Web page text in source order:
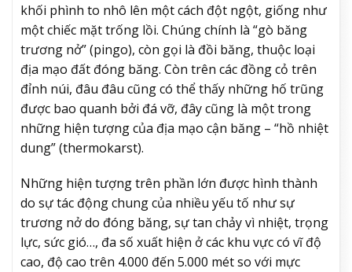
khối phình to nhô lên một cách đột ngột, giống như
một chiếc mặt trống lồi. Chúng chính là “gò băng
trương nở” (pingo), còn gọi là đồi băng, thuộc loại
địa mạo đất đóng băng. Còn trên các đồng cỏ trên
đỉnh núi, đâu đâu cũng có thể thấy những hố trũng
được bao quanh bởi đá vỡ, đây cũng là một trong
những hiện tượng của địa mạo cận băng – “hồ nhiệt
dung” (thermokarst).
Những hiện tượng trên phần lớn được hình thành
do sự tác động chung của nhiều yếu tố như sự
trương nở do đóng băng, sự tan chảy vì nhiệt, trọng
lực, sức gió…, đa số xuất hiện ở các khu vực có vĩ độ
cao, độ cao trên 4.000 đến 5.000 mét so với mực